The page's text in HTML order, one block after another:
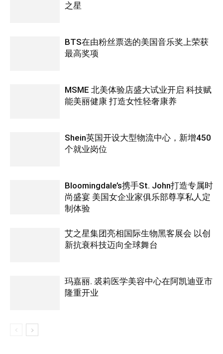
之星
BTS在由粉丝票选的美国音乐奖上荣获
最高奖项
MSME 北美体验店盛大试业开启 科技赋
能美丽健康 打造女性轻奢康养
Shein英国开设大型物流中心，新增450
个就业岗位
Bloomingdale’s携手St. John打造专属时
尚盛宴 美国女企业家俱乐部尊享私人定
制体验
艾之星集团亮相国际生物黑客展会 以创
新抗衰科技迈向全球舞台
玛嘉丽. 裘莉医学美容中心在阿凯迪亚市
隆重开业